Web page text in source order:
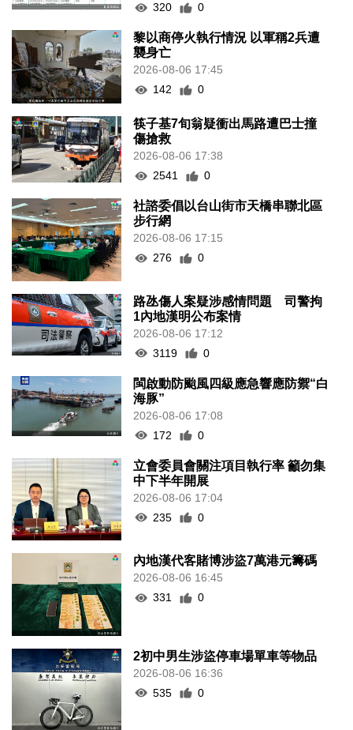
320
0
黎以商停火執行情況 以軍稱2兵遭
襲身亡
2026-08-06 17:45
142
0
筷子基7旬翁疑衝出馬路遭巴士撞
傷搶救
2026-08-06 17:38
2541
0
社諮委倡以台山街市天橋串聯北區
步行網
2026-08-06 17:15
276
0
路氹傷人案疑涉感情問題 司警拘
1內地漢明公布案情
2026-08-06 17:12
3119
0
閩啟動防颱風四級應急響應防禦“白
海豚”
2026-08-06 17:08
172
0
立會委員會關注項目執行率 籲勿集
中下半年開展
2026-08-06 17:04
235
0
內地漢代客賭博涉盜7萬港元籌碼
2026-08-06 16:45
331
0
2初中男生涉盜停車場單車等物品
2026-08-06 16:36
535
0